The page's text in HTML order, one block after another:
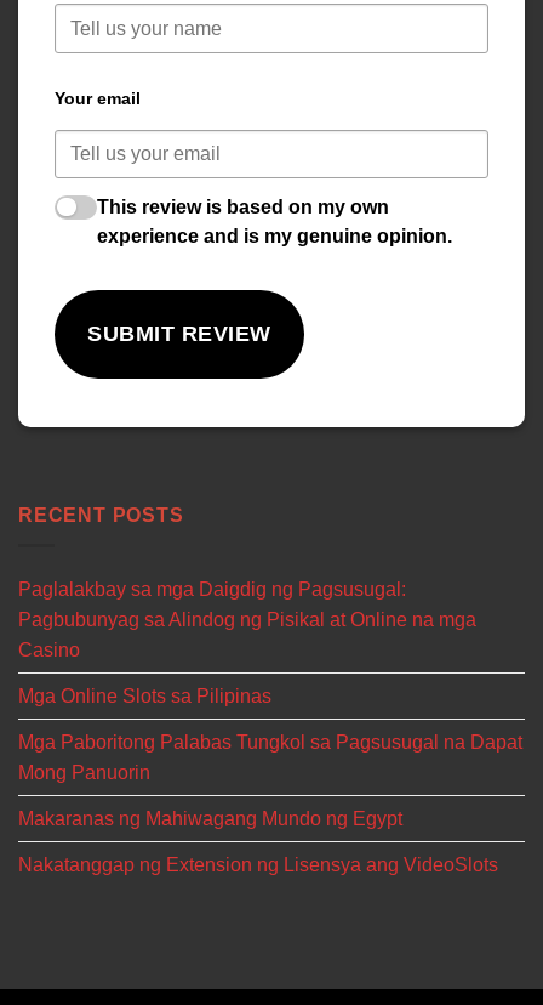
Your email
This review is based on my own
experience and is my genuine opinion.
SUBMIT REVIEW
RECENT POSTS
Paglalakbay sa mga Daigdig ng Pagsusugal:
Pagbubunyag sa Alindog ng Pisikal at Online na mga
Casino
Mga Online Slots sa Pilipinas
Mga Paboritong Palabas Tungkol sa Pagsusugal na Dapat
Mong Panuorin
Makaranas ng Mahiwagang Mundo ng Egypt
Nakatanggap ng Extension ng Lisensya ang VideoSlots